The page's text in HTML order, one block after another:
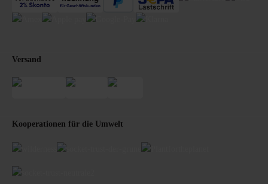
Versand
Kooperationen für die Umwelt